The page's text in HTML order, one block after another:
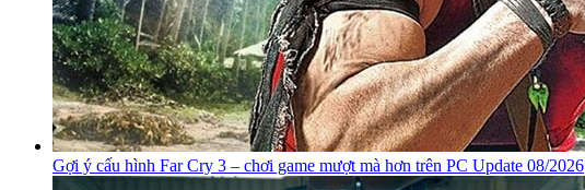
Gợi ý cấu hình Far Cry 3 – chơi game mượt mà hơn trên PC Update 08/2026